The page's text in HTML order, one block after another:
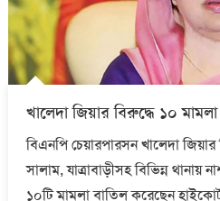
খালেদা জিয়ার বিরুদ্ধে ১০
বিএনপি চেয়ারপারসন খালেদা
সালাম, যাত্রাবাড়ীসহ বিভিন্ন
১০টি মামলা বাতিল করেছেন